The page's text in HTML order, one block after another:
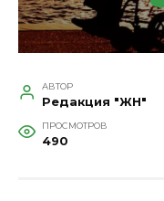
АВТОР
Редакция "ЖН"
ПРОСМОТРОВ
490